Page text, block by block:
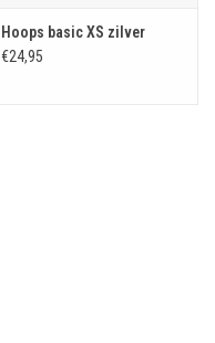
Hoops basic XS zilver
€24,95